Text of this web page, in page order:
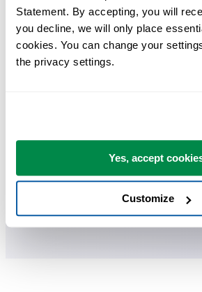
Statement. By accepting, you will
you decline, we will only place
cookies. You can change your
the privacy settings.
Yes, accept
Customize
ASAP Utilities 帮助您节省时间，并实
作。
大多数用户都会先从几个工具开始。 很
用 ASAP Utilities。